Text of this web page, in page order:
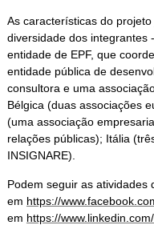
As características do
diversidade dos integrantes
entidade de EPF, que
entidade pública de
consultora e uma
Bélgica (duas associações
(uma associação
relações públicas); Itália
INSIGNARE).
Podem seguir as atividades
em https://
em https://